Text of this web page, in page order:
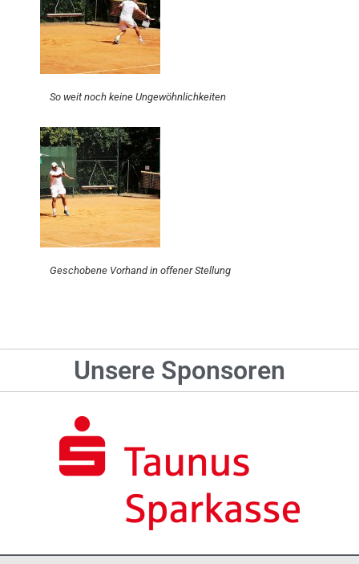
So weit noch keine Ungewöhnlichkeiten
Geschobene Vorhand in offener Stellung
Unsere Sponsoren